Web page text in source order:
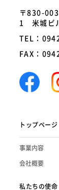
〒830-
1 米城ビ
TEL：
FAX：
トップページ
事業内容
会社概要
私たちの使命